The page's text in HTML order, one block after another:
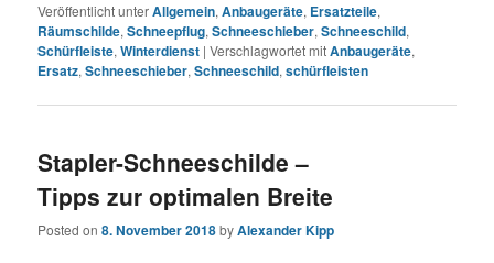
Veröffentlicht unterAllgemein,Anbaugeräte, Ersatzteile,
Räumschilde,Schneepflug,Schneeschieber,Schneeschild,
Schürfleiste,Winterdienst |Verschlagwortet mitAnbaugeräte,
Ersatz,Schneeschieber,Schneeschild,schürfleisten
Stapler-Schneeschilde –
Tipps zur optimalen Breite
Posted on8. November 2018byAlexander Kipp